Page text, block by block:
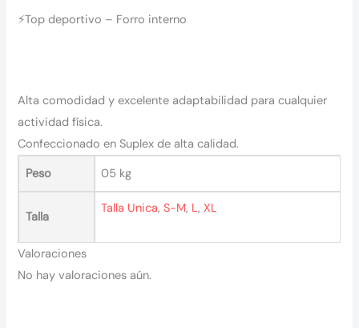
⚡Top deportivo – Forro interno
Alta comodidad y excelente adaptabilidad para cualquier
actividad física.
Confeccionado en Suplex de alta calidad.
Peso
05 kg
Talla
Talla Unica, S-M, L, XL
Valoraciones
No hay valoraciones aún.